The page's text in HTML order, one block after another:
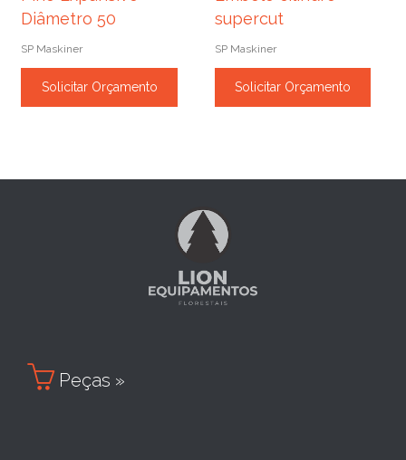
Diâmetro 50
SP Maskiner
Solicitar Orçamento
supercut
SP Maskiner
Solicitar Orçamento
 Peças »